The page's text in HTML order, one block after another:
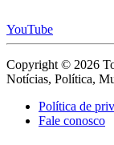
YouTube
Copyright © 2026
Notícias, Política,
Política de
Fale conosco